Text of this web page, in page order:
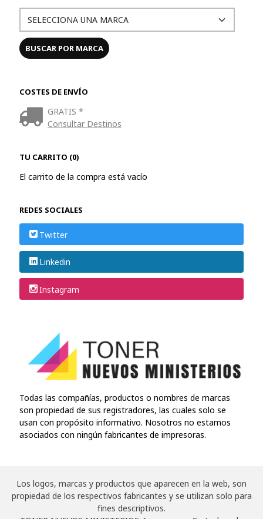
COSTES DE ENVÍO
GRATIS *
Consultar Destinos
TU CARRITO (0)
El carrito de la compra está vacío
REDES SOCIALES
Twitter
Linkedin
Instagram
Todas las compañías, productos o nombres de marcas
son propiedad de sus registradores, las cuales solo se
usan con propósito informativo. Nosotros no estamos
asociados con ningún fabricantes de impresoras.
Los logos, marcas y productos que aparecen en la web, son
propiedad de los respectivos fabricantes y se utilizan solo para
fines descriptivos.